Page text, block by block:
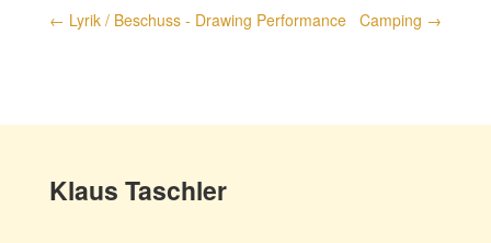
← Lyrik / Beschuss - Drawing Performance Camping →
Klaus Taschler